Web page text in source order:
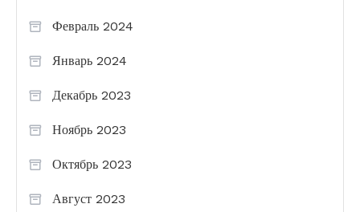
Февраль 2024
Январь 2024
Декабрь 2023
Ноябрь 2023
Октябрь 2023
Август 2023